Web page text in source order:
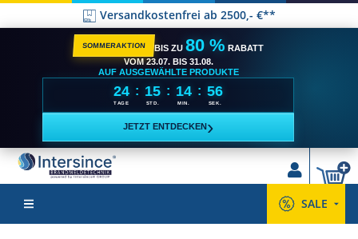
Versandkostenfrei ab 2500,- €**
SOMMERAKTION BIS ZU 80 % RABATT
VOM 23.07. BIS 31.08.
AUF AUSGEWÄHLTE PRODUKTE
24
TAGE
: 15
STD.
: 14
MIN.
: 56
SEK.
JETZT ENTDECKEN ›
SALE